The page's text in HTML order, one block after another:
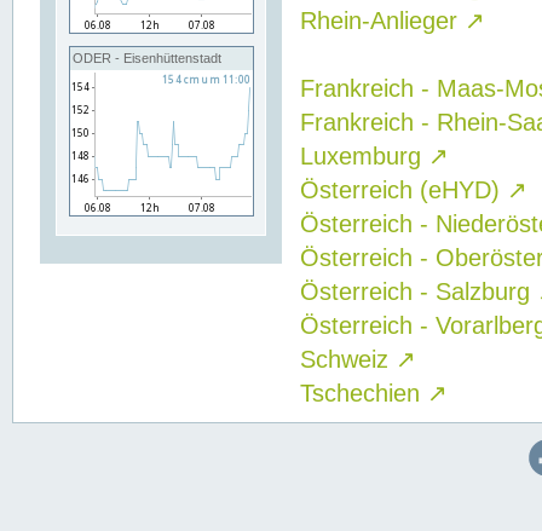
ODER - Eisenhüttenstadt
Rhein-Anlieger ↗
Frankreich - Maas-
Frankreich - Rhein-
Luxemburg ↗
Österreich (eHYD) ↗
Österreich -
Österreich -
Österreich - Salzburg
Österreich -
Schweiz ↗
Tschechien ↗